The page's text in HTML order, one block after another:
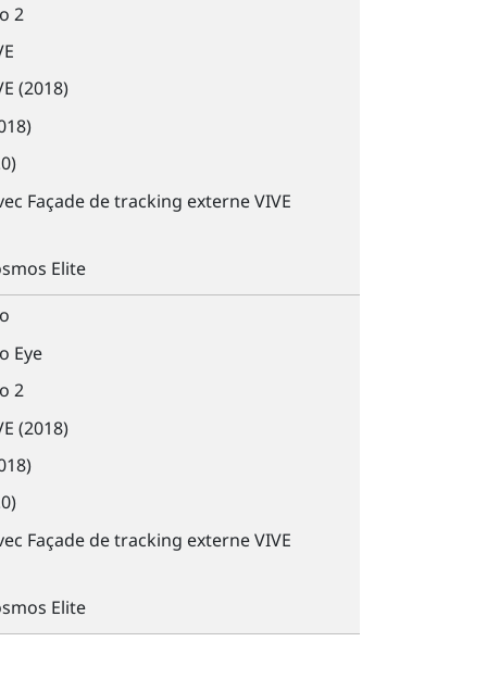
2
(2018)
Façade de tracking externeVIVE
Elite
Eye
2
(2018)
Façade de tracking externeVIVE
Elite